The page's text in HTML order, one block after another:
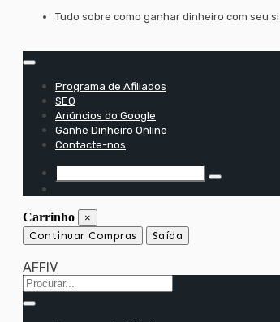
Saltar
conteúdo
Tudo sobre como ganhar dinheiro com seu
Programa de Afiliados
SEO
Anúncios do Google
Ganhe Dinheiro Online
Contacte-nos
Carrinho ×
Continuar Compras Saída
AFFIV